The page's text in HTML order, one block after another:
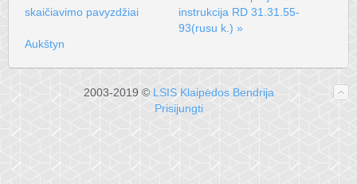
skaičiavimo pavyzdžiai
instrukcija RD 31.31.55-
93(rusu k.) »
Aukštyn
2003-2019 © LSIS Klaipėdos Bendrija
Prisijungti